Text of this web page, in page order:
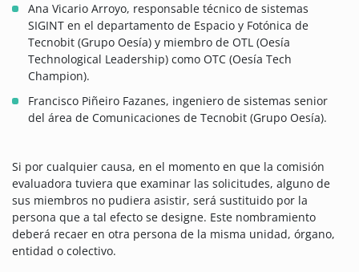
Ana Vicario Arroyo, responsable técnico de sistemas
SIGINT en el departamento de Espacio y Fotónica de
Tecnobit (Grupo Oesía) y miembro de OTL (Oesía
Technological Leadership) como OTC (Oesía Tech
Champion).
Francisco Piñeiro Fazanes, ingeniero de sistemas senior
del área de Comunicaciones de Tecnobit (Grupo Oesía).
Si por cualquier causa, en el momento en que la comisión
evaluadora tuviera que examinar las solicitudes, alguno de
sus miembros no pudiera asistir, será sustituido por la
persona que a tal efecto se designe. Este nombramiento
deberá recaer en otra persona de la misma unidad, órgano,
entidad o colectivo.